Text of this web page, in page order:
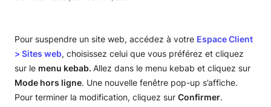
Pour suspendre un site web, accédez à votre Espace Client
> Sites web, choisissez celui que vous préférez et cliquez
sur le menu kebab. Allez dans le menu kebab et cliquez sur
Mode hors ligne. Une nouvelle fenêtre pop-up s’affiche.
Pour terminer la modification, cliquez sur Confirmer.